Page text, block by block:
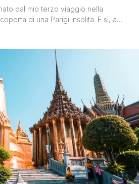
dal mio terzo viaggio nella
di una Parigi insolita. E sì, a
un invidiabile fermento artistico e